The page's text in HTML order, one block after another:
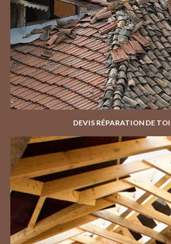
DEVIS RÉPARATION DE